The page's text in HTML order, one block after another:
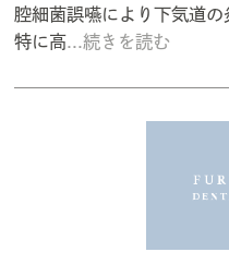
腔細菌誤嚥により下気道の
特に高 ...続きを読む